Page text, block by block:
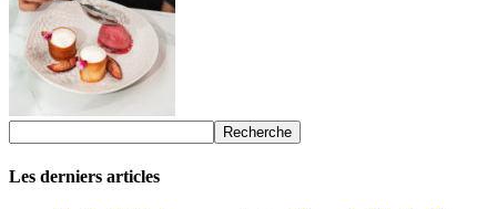
Les derniers articles